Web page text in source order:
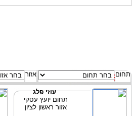
תחום אזור
עוזי פלג
תחום יועץ עסקי
אזור ראשון לציון